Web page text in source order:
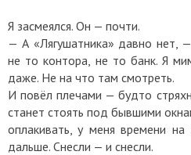
Я засмеялся. Он — почти.
— А «Лягушатника» давно нет,
не то контора, не то банк. Я
даже. Не на что там смотреть.
И повёл плечами — будто
станет стоять под бывшими
оплакивать, у меня времени
дальше. Снесли — и снесли.